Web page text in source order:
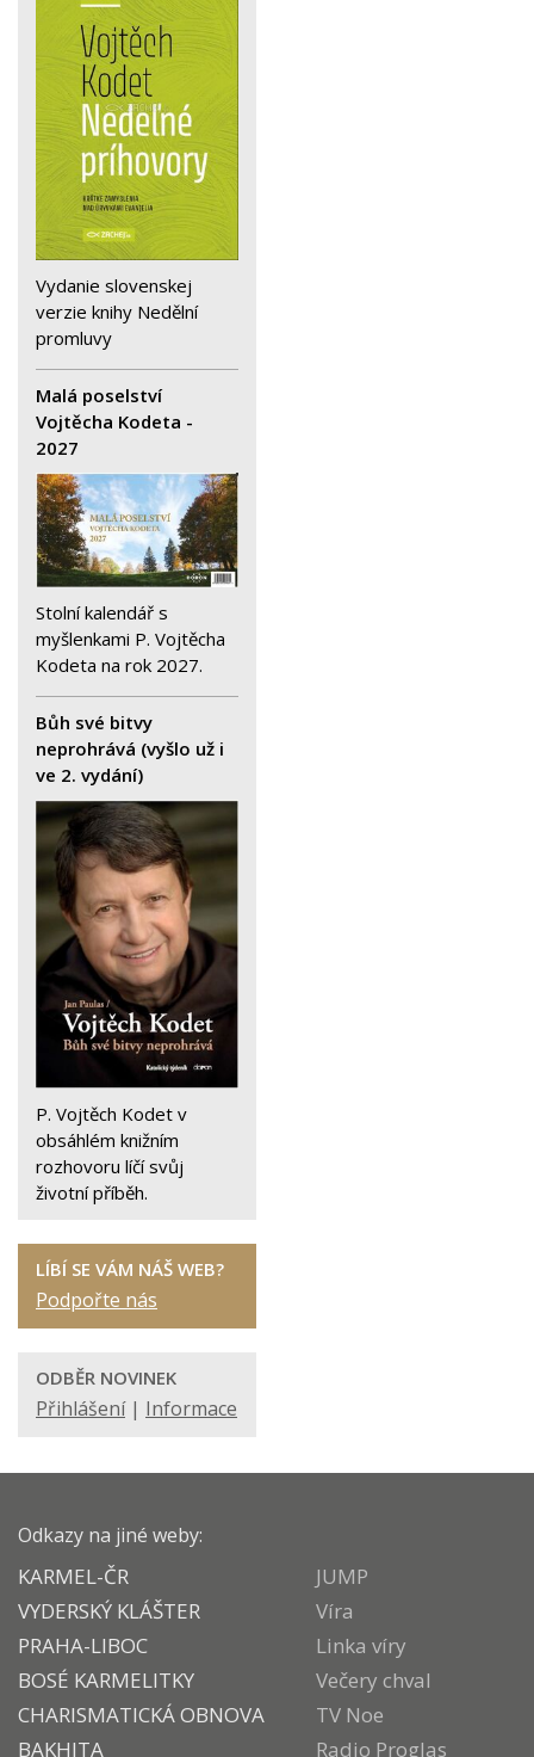
Vydanie slovenskej
verzie knihy Nedělní
promluvy
Malá poselství
Vojtěcha Kodeta -
2027
Stolní kalendář s
myšlenkami P. Vojtěcha
Kodeta na rok 2027.
Bůh své bitvy
neprohrává (vyšlo už i
ve 2. vydání)
P. Vojtěch Kodet v
obsáhlém knižním
rozhovoru líčí svůj
životní příběh.
LÍBÍ SE VÁM NÁŠ WEB?
Podpořte nás
ODBĚR NOVINEK
Přihlášení| Informace
Odkazy na jiné weby:
KARMEL-ČR
VYDERSKÝ KLÁŠTER
PRAHA-LIBOC
BOSÉ KARMELITKY
CHARISMATICKÁ OBNOVA
BAKHITA
JUMP
Víra
Linka víry
Večery chval
TV Noe
Radio Proglas